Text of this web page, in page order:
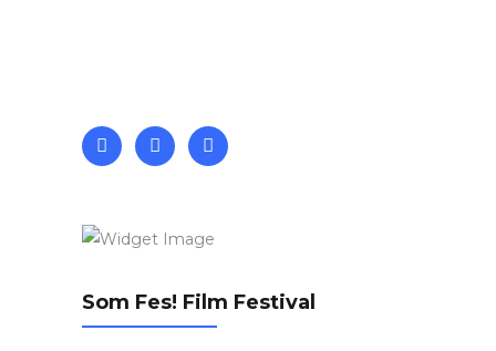
Som Fes! Film Festival